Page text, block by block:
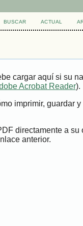
BUSCAR ACTUAL
cargar aquí si su
Acrobat Reader).
imprimir, guardar
directamente a
anterior.